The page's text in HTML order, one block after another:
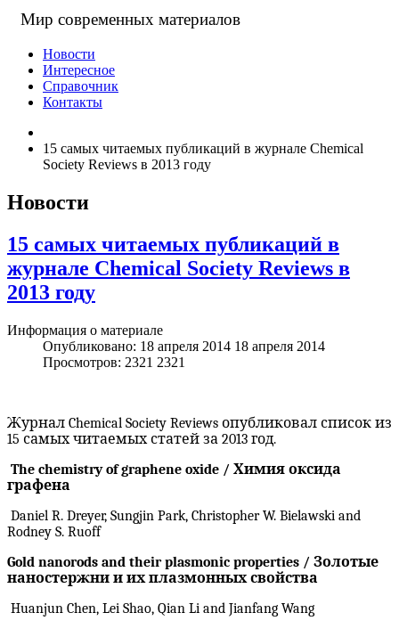
Мир современных материалов
Новости
Интересное
Справочник
Контакты
15 самых читаемых публикаций в журнале Chemical
Society Reviews в 2013 году
Новости
15 самых читаемых публикаций в
журнале Chemical Society Reviews в
2013 году
Информация о материале
Опубликовано: 18 апреля 2014 18 апреля 2014
Просмотров: 2321 2321
Журнал Chemical Society Reviews опубликовал список из
15 самых читаемых статей за 2013 год.
The chemistry of graphene oxide / Химия оксида
графена
Daniel R. Dreyer, Sungjin Park, Christopher W. Bielawski and
Rodney S. Ruoff
Gold nanorods and their plasmonic properties / Золотые
наностержни и их плазмонных свойства
Huanjun Chen, Lei Shao, Qian Li and Jianfang Wang